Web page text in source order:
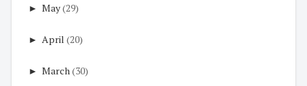
► May(29)
► April (20)
► March (30)